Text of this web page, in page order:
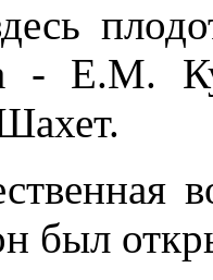
- Е.М.
был